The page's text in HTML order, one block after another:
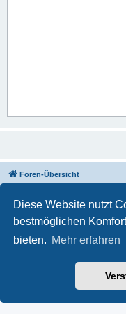
Diese Website nutzt
bestmöglichen
bieten. Mehr erfahren
Foren-Übersicht
Powered by phpBB
Deutsche